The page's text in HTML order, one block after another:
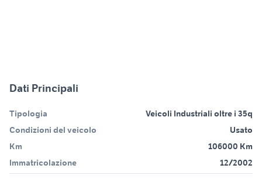
Dati Principali
Tipologia
Veicoli Industriali oltre i 35q
Condizioni del veicolo
Usato
Km
106000 Km
Immatricolazione
12/2002